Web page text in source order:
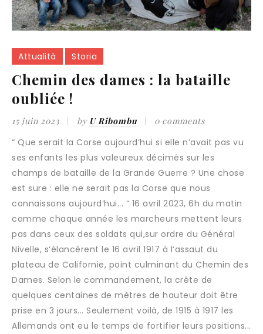
Attualità Storia
Chemin des dames : la bataille
oubliée !
15 juin 2023 by U Ribombu 0 comments
“ Que serait la Corse aujourd‘hui si elle n‘avait pas vu
ses enfants les plus valeureux décimés sur les
champs de bataille de la Grande Guerre ? Une chose
est sure : elle ne serait pas la Corse que nous
connaissons aujourd‘hui... “ 16 avril 2023, 6h du matin
comme chaque année les marcheurs mettent leurs
pas dans ceux des soldats qui,sur ordre du Général
Nivelle, s‘élancèrent le 16 avril 1917 à l‘assaut du
plateau de Californie, point culminant du Chemin des
Dames. Selon le commandement, la crête de
quelques centaines de mètres de hauteur doit être
prise en 3 jours... Seulement voilà, de 1915 à 1917 les
Allemands ont eu le temps de fortifier leurs positions...